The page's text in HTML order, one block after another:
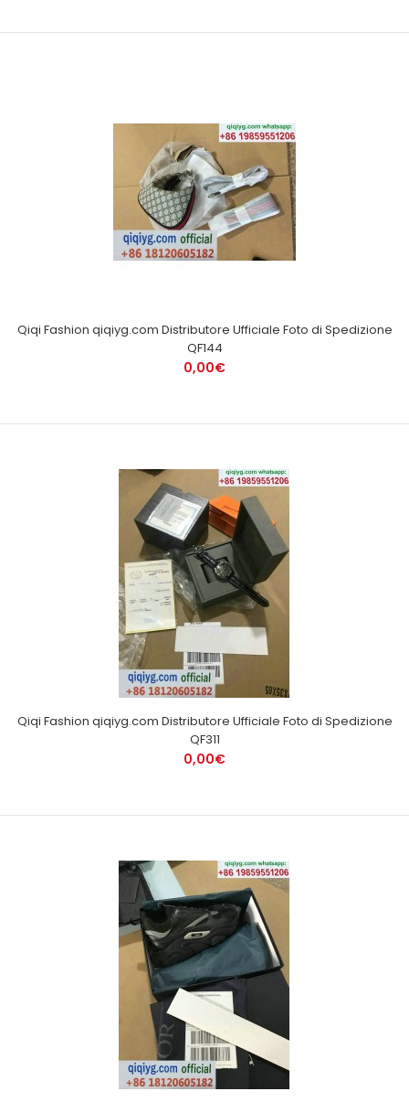
Qiqi Fashion qiqiyg.com Distributore Ufficiale Foto di Spedizione
QF144
0,00€
Qiqi Fashion qiqiyg.com Distributore Ufficiale Foto di Spedizione
QF311
0,00€